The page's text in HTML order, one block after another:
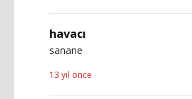
havacı
sanane
13 yıl önce